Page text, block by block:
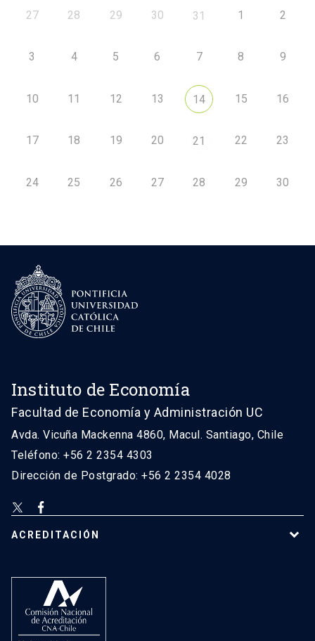
27 28 29 30 31 1 2
3 4 5 6 7 8 9
10 11 12 13 14 15 16
17 18 19 20 21 22 23
24 25 26 27 28 29 30
Instituto de Economía
Facultad de Economía y Administración UC
Avda. Vicuña Mackenna 4860, Macul. Santiago, Chile
Teléfono: +56 2 2354 4303
Dirección de Postgrado: +56 2 2354 4028
ACREDITACIÓN